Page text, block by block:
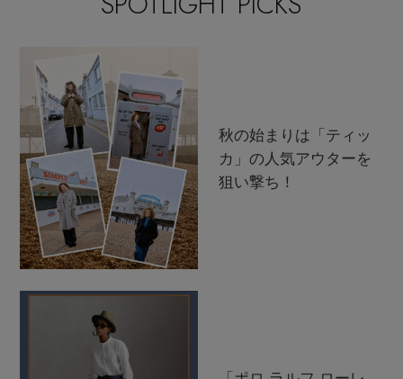
秋の始まりは「ティッ
カ」の人気アウターを
狙い撃ち！